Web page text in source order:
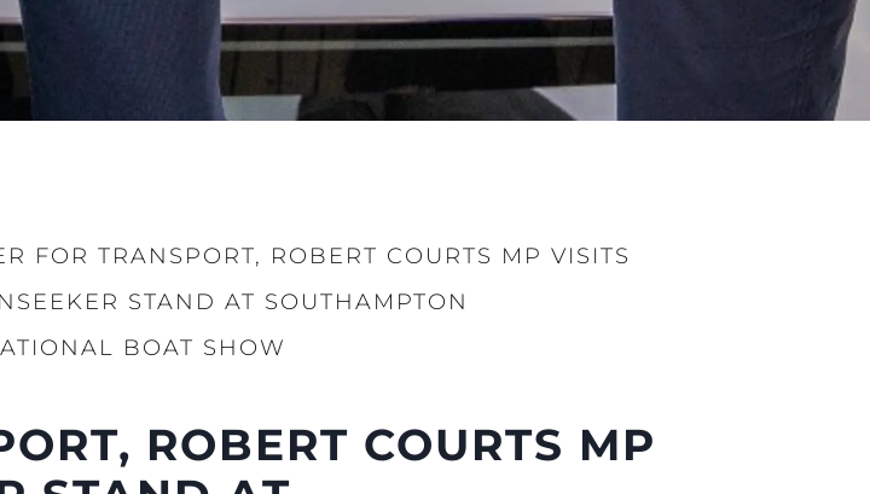
FOR TRANSPORT, ROBERT COURTS MP VISITS
STAND AT SOUTHAMPTON
BOAT SHOW
ROBERT COURTS MP